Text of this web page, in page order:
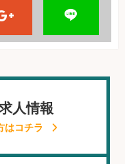
人情報
はコチラ